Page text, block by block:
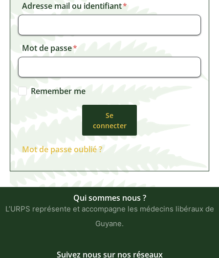
Adresse mail ou identifiant
Mot de passe
Remember me
Se
connecter
Mot de passe oublié ?
Qui sommes nous ?
L’URPS représente et accompagne les médecins libéraux de
Guyane.
Suivez nous sur nos réseaux